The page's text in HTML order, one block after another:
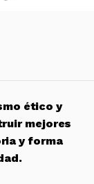
ético y
mejores
y forma